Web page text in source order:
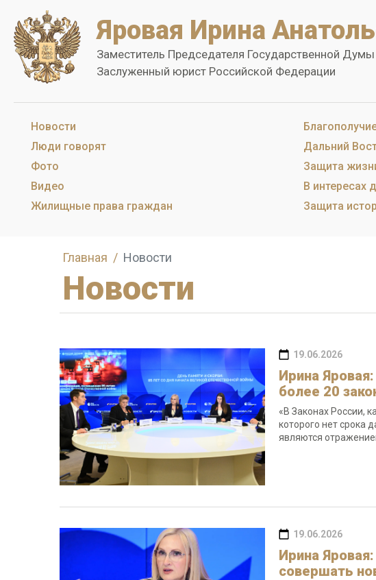
Яровая Ирина
Заместитель Председателя Государственной Думы
Заслуженный юрист Российской Федерации
Новости
Люди говорят
Фото
Видео
Жилищные права граждан
Дальний
Защита
В интересах
Защита
Главная Новости
Новости
19.06.2026
Ирина
более 20
«В Законах России,
которого нет срока
являются
19.06.2026
Ирина
совершать